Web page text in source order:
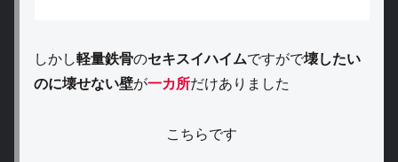
しかし軽量鉄骨のセキスイハイムですがで壊したい
のに壊せない壁が一カ所だけありました
こちらです